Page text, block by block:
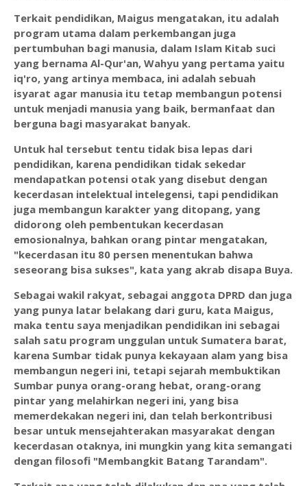
Terkait pendidikan, Maigus mengatakan, itu adalah
program utama dalam perkembangan juga
pertumbuhan bagi manusia, dalam Islam Kitab suci
yang bernama Al-Qur'an, Wahyu yang pertama yaitu
iq'ro, yang artinya membaca, ini adalah sebuah
isyarat agar manusia itu tetap membangun potensi
untuk menjadi manusia yang baik, bermanfaat dan
berguna bagi masyarakat banyak.
Untuk hal tersebut tentu tidak bisa lepas dari
pendidikan, karena pendidikan tidak sekedar
mendapatkan potensi otak yang disebut dengan
kecerdasan intelektual intelegensi, tapi pendidikan
juga membangun karakter yang ditopang, yang
didorong oleh pembentukan kecerdasan
emosionalnya, bahkan orang pintar mengatakan,
"kecerdasan itu 80 persen menentukan bahwa
seseorang bisa sukses", kata yang akrab disapa Buya.
Sebagai wakil rakyat, sebagai anggota DPRD dan juga
yang punya latar belakang dari guru, kata Maigus,
maka tentu saya menjadikan pendidikan ini sebagai
salah satu program unggulan untuk Sumatera barat,
karena Sumbar tidak punya kekayaan alam yang bisa
membangun negeri ini, tetapi sejarah membuktikan
Sumbar punya orang-orang hebat, orang-orang
pintar yang melahirkan negeri ini, yang bisa
memerdekakan negeri ini, dan telah berkontribusi
besar untuk mensejahterakan masyarakat dengan
kecerdasan otaknya, ini mungkin yang kita semangati
dengan filosofi "Membangkit Batang Tarandam".